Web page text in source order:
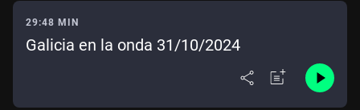
29:48 MIN
Galicia en la onda 31/10/2024